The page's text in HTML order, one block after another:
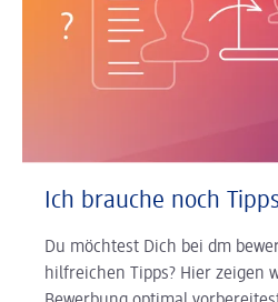
Ich brauche noch
Du möchtest Dich bei dm
hilfreichen Tipps? Hier zeigen